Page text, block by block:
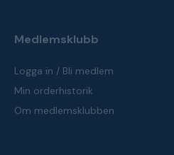
Medlemsklubb
Logga in / Bli medlem
Min orderhistorik
Om medlemsklubben